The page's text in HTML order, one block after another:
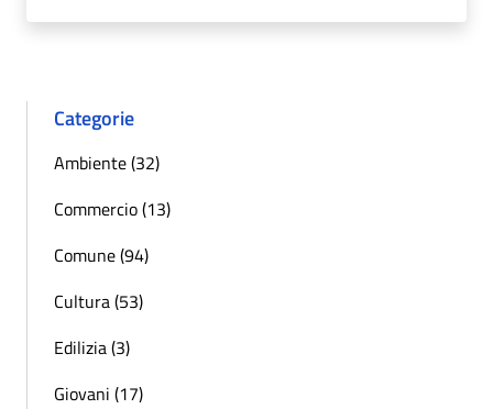
Categorie
Ambiente (32)
Commercio (13)
Comune (94)
Cultura (53)
Edilizia (3)
Giovani (17)